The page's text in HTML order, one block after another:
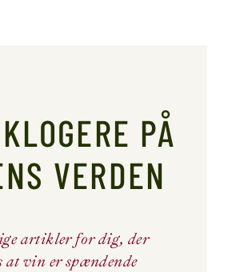
PÅ
VERDEN
artikler for dig, der
at vin er spændende